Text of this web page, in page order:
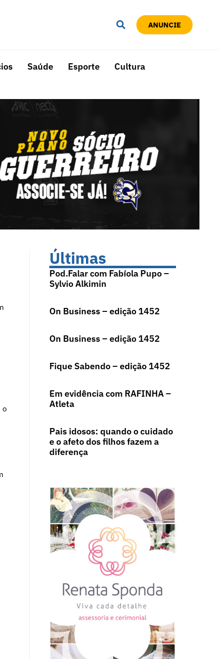
ANUNCIE
Saúde Esporte Cultura
o
Últimas
Pod.Falar com Fabíola Pupo –
Sylvio Alkimin
On Business – edição 1452
On Business – edição 1452
Fique Sabendo – edição 1452
Em evidência com RAFINHA –
Atleta
Pais idosos: quando o cuidado
e o afeto dos filhos fazem a
diferença